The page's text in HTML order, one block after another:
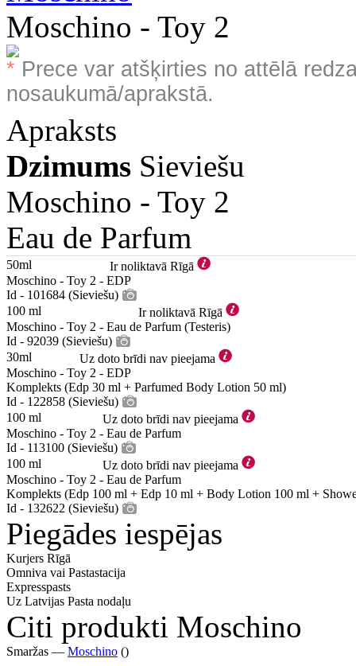
Moschino - Toy 2
* Prece var atšķirties no attēlā
nosaukumā/aprakstā.
Apraksts
Dzimums Sieviešu
Moschino - Toy 2
Eau de Parfum
50ml
Ir noliktavā Rīgā
Moschino - Toy 2 - EDP
Id - 101684 (Sieviešu)
100 ml
Ir noliktavā Rīgā
Moschino - Toy 2 - Eau de Parfum (Testeris)
Id - 92039 (Sieviešu)
30ml
Uz doto brīdi nav pieejama
Moschino - Toy 2 - EDP
Komplekts (Edp 30 ml + Parfumed Body Lotion 50 ml)
Id - 122858 (Sieviešu)
100 ml
Uz doto brīdi nav pieejama
Moschino - Toy 2 - Eau de Parfum
Id - 113100 (Sieviešu)
100 ml
Uz doto brīdi nav pieejama
Moschino - Toy 2 - Eau de Parfum
Komplekts (Edp 100 ml + Edp 10 ml + Body Lotion 100 ml +
Id - 132622 (Sieviešu)
Piegādes iespējas
Kurjers Rīgā
Omniva vai Pastastacija
Expresspasts
Uz Latvijas Pasta nodaļu
Citi produkti Moschino
Smaržas — Moschino ()